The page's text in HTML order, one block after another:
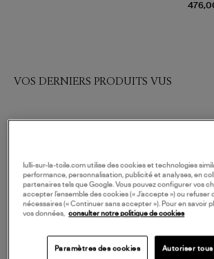
VOS DERNIERS PRODUITS VUS
lulli-sur-la-toile.com utilise des cookies et technologies
performance, personnalisation, publicité et analyses, en
partenaires tels que Google. Vous pouvez configurer vos
accepter l’ensemble des cookies (« J’accepte ») ou
nécessaires (« Continuer sans accepter »). Pour en savoir
vos données, consulter notre politique de cookies
Paramètres des cookies Autoriser tous